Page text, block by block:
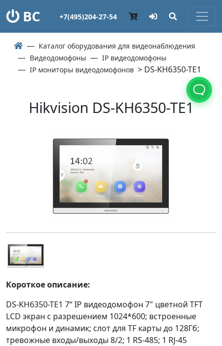
ВС +7(495)204-27-54
Каталог оборудования для видеонаблюдения
Видеодомофоны
IP видеодомофоны
IP мониторы видеодомофонов > DS-KH6350-TE1
Hikvision DS-KH6350-TE1
Короткое описание:
DS-KH6350-TE1 7“ IP видеодомофон 7" цветной TFT
LCD экран с разрешением 1024*600; встроенные
микрофон и динамик; слот для TF карты до 128Гб;
тревожные входы/выходы 8/2; 1 RS-485; 1 RJ-45